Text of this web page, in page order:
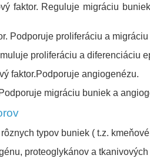
faktor. Reguluje migráciu
Podporuje proliferáciu a
proliferáciu a diferenciáciu
faktor.Podporuje angiogenézu.
migráciu buniek a
typov buniek ( t.z.
proteoglykánov a